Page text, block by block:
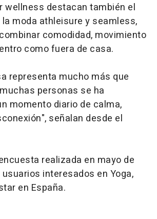
wellness destacan también el
moda athleisure y seamless,
comodidad, movimiento
como fuera de casa.
representa mucho más que
personas se ha
momento diario de calma,
señalan desde el
realizada en mayo de
interesados en Yoga,
en España.